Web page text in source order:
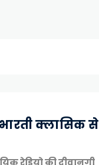
क्लासिक से
रेडियो की दीवानगी